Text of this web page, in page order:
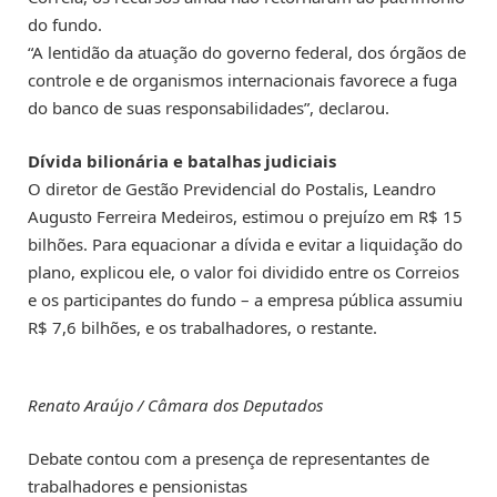
do fundo.
“A lentidão da atuação do governo federal, dos órgãos de
controle e de organismos internacionais favorece a fuga
do banco de suas responsabilidades”, declarou.
Dívida bilionária e batalhas judiciais
O diretor de Gestão Previdencial do Postalis, Leandro
Augusto Ferreira Medeiros, estimou o prejuízo em R$ 15
bilhões. Para equacionar a dívida e evitar a liquidação do
plano, explicou ele, o valor foi dividido entre os Correios
e os participantes do fundo – a empresa pública assumiu
R$ 7,6 bilhões, e os trabalhadores, o restante.
Renato Araújo / Câmara dos Deputados
Debate contou com a presença de representantes de
trabalhadores e pensionistas